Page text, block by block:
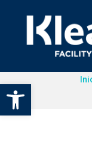
Abrir barra de